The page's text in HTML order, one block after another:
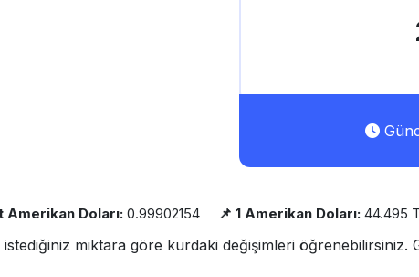
Amerikan Doları: 0.99902154 📌 1 Amerikan Doları: 44.495
miktara göre kurdaki değişimleri öğrenebilirsiniz.